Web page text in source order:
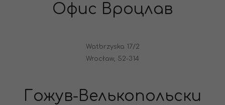
Офис Вроцлав
Watbrzyska 17/2
Wrocław, 52-314
Гожув-Велькопольски